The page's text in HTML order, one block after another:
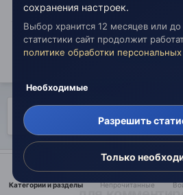
Stella
Страница 148
Создайте аккаунт или
Категории и разделы Непрочитанные
сохранения настроек.
Выбор хранится 12 месяцев или
статистики сайт продолжит
политике обработки
Необходимые
Разрешить
Только